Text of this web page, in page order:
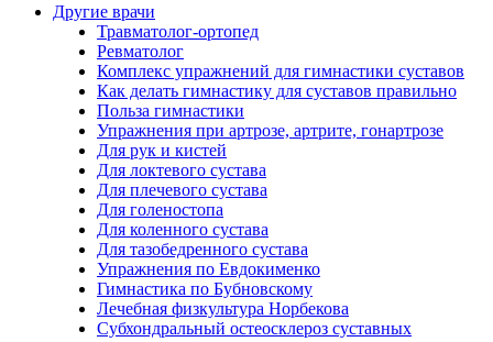
Другие врачи
Травматолог-ортопед
Ревматолог
Комплекс упражнений для гимнастики суставов
Как делать гимнастику для суставов правильно
Польза гимнастики
Упражнения при артрозе, артрите, гонартрозе
Для рук и кистей
Для локтевого сустава
Для плечевого сустава
Для голеностопа
Для коленного сустава
Для тазобедренного сустава
Упражнения по Евдокименко
Гимнастика по Бубновскому
Лечебная физкультура Норбекова
Субхондральный остеосклероз суставных